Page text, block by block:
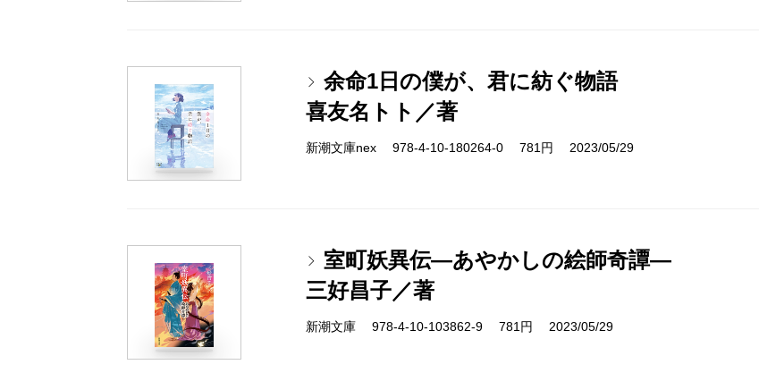
余命1日の僕が、君に紡ぐ物語
喜友名トト／著
新潮文庫nex 978-4-10-180264-0 781円 2023/05/29
室町妖異伝―あやかしの絵師奇譚―
三好昌子／著
新潮文庫 978-4-10-103862-9 781円 2023/05/29